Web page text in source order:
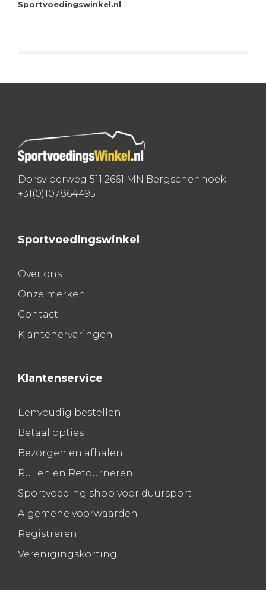
Sportvoedingswinkel.nl
Dorsvloerweg 511 2661 MN Bergschenhoek
+31(0)107864495
Sportvoedingswinkel
Over ons
Onze merken
Contact
Klantenervaringen
Klantenservice
Eenvoudig bestellen
Betaal opties
Bezorgen en afhalen
Ruilen en Retourneren
Sportvoeding shop voor duursport
Algemene voorwaarden
Registreren
Verenigingskorting